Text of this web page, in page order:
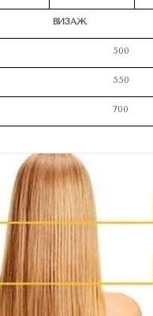
ВИЗАЖ
500
550
700